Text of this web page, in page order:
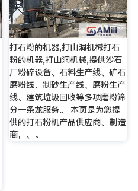
打石粉的机器,打山洞机械打石
粉的机器,打山洞机械,提供沙石
厂粉碎设备、石料生产线、矿石
磨粉线、制砂生产线、磨粉生产
线、建筑垃圾回收等多项磨粉筛
分一条龙服务。 本页是为您提
供的打石粉机产品供应商、制造
商，、。